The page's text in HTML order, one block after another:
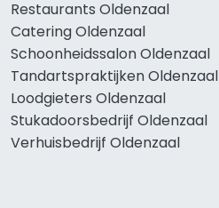
Restaurants Oldenzaal
Catering Oldenzaal
Schoonheidssalon Oldenzaal
Tandartspraktijken Oldenzaal
Loodgieters Oldenzaal
Stukadoorsbedrijf Oldenzaal
Verhuisbedrijf Oldenzaal